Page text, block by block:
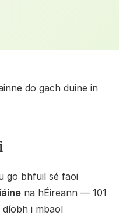
do gach duine in
go bhfuil sé faoi
na hÉireann — 101
i mbaol